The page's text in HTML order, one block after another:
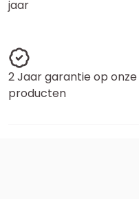
jaar
2 Jaar garantie op onze
producten